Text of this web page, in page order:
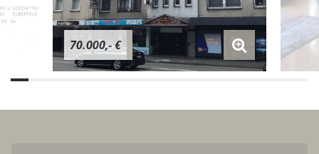
70.000,- €